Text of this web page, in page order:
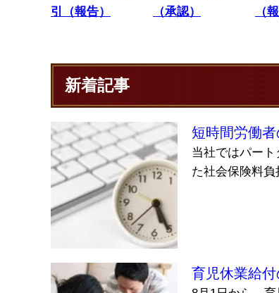
引（報告）
（承認）
（
新着記事
短時間労働
当社ではパー
た社会保険料
育児休業給